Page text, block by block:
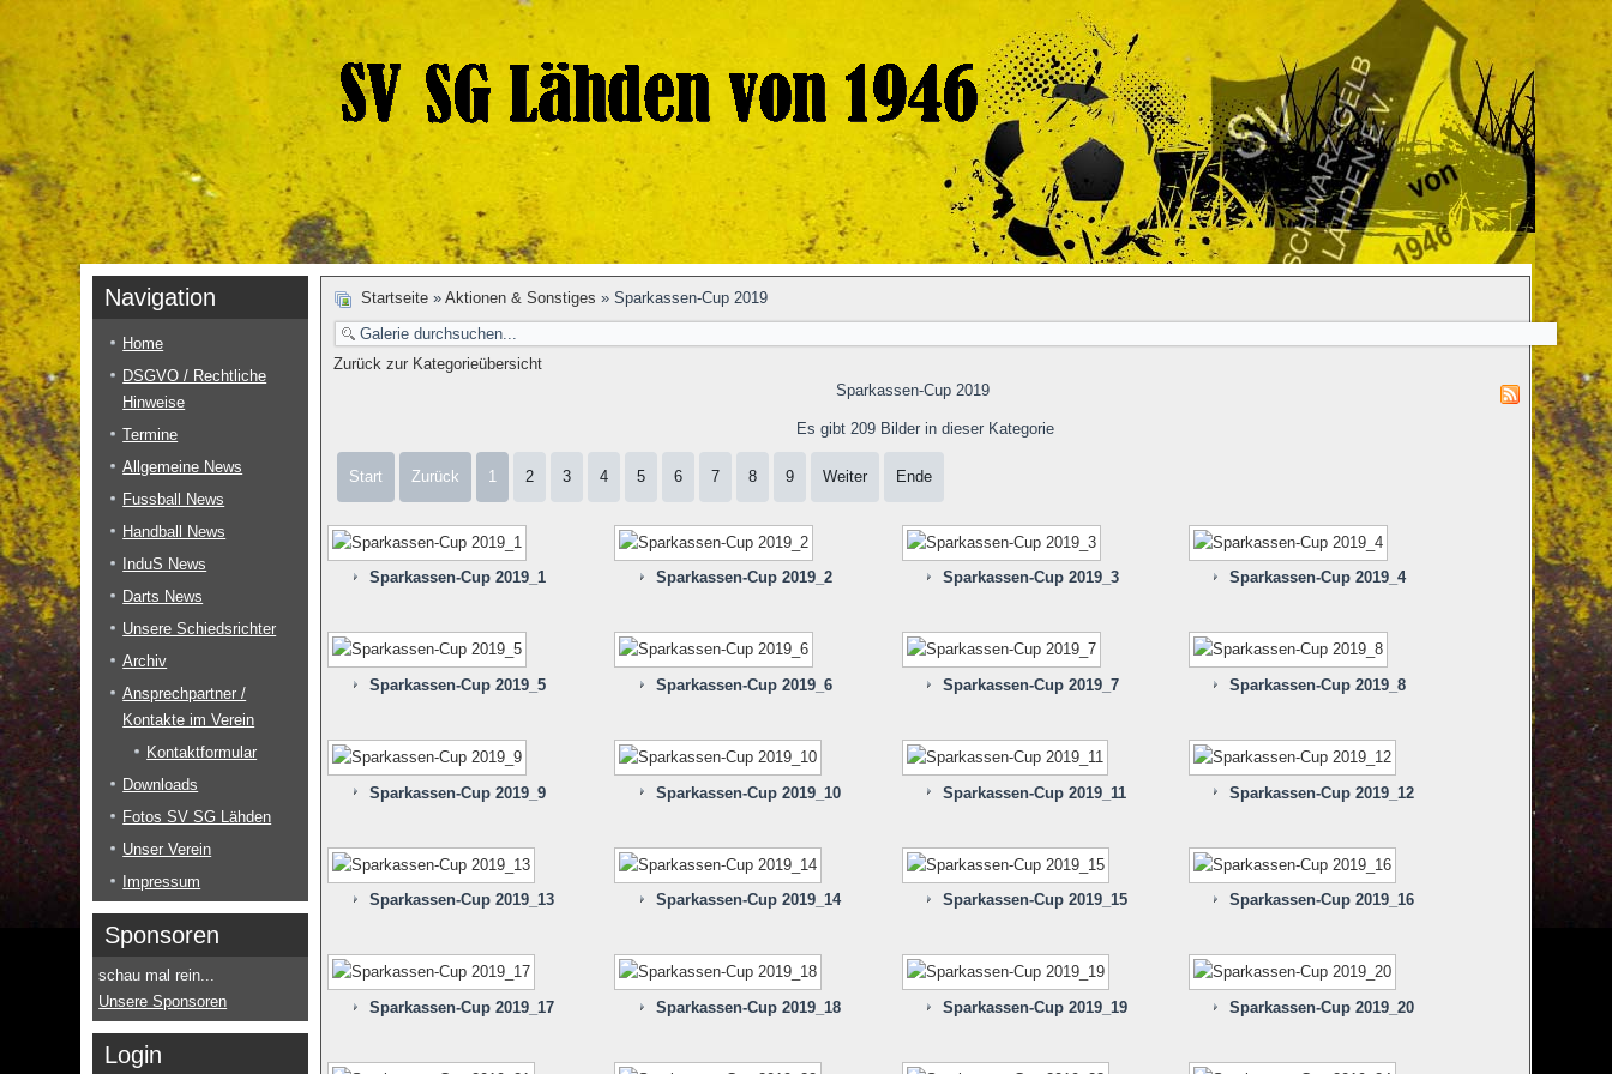
Navigation
Home
DSGVO / Rechtliche
Hinweise
Termine
Allgemeine News
Fussball News
Handball News
InduS News
Darts News
Unsere Schiedsrichter
Archiv
Ansprechpartner /
Kontakte im Verein
Kontaktformular
Downloads
Fotos SV SG Lähden
Unser Verein
Impressum
Sponsoren
schau mal rein...
Unsere Sponsoren
Login
Startseite »Aktionen & Sonstiges » Sparkassen-Cup 2019
Zurück zur Kategorieübersicht
Sparkassen-Cup 2019
Es gibt 209 Bilder in dieser Kategorie
Start Zurück 1 2 3 4 5 6 7 8 9 Weiter Ende
Sparkassen-Cup 2019_1 Sparkassen-Cup 2019_2 Sparkassen-Cup 2019_3 Sparkassen-Cup 2019_4
Sparkassen-Cup 2019_5 Sparkassen-Cup 2019_6 Sparkassen-Cup 2019_7 Sparkassen-Cup 2019_8
Sparkassen-Cup 2019_9 Sparkassen-Cup 2019_10 Sparkassen-Cup 2019_11 Sparkassen-Cup 2019_12
Sparkassen-Cup 2019_13 Sparkassen-Cup 2019_14 Sparkassen-Cup 2019_15 Sparkassen-Cup 2019_16
Sparkassen-Cup 2019_17 Sparkassen-Cup 2019_18 Sparkassen-Cup 2019_19 Sparkassen-Cup 2019_20